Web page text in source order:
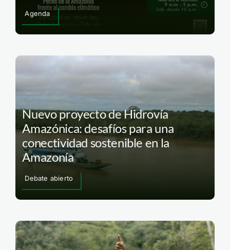
Agenda
Nuevo proyecto de Hidrovía
Amazónica: desafíos para una
conectividad sostenible en la
Amazonía
Debate abierto